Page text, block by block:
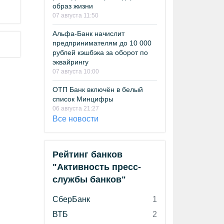
образ жизни
07 августа 11:50
Альфа-Банк начислит
предпринимателям до 10 000
рублей кэшбэка за оборот по
эквайрингу
07 августа 10:00
ОТП Банк включён в белый
список Минцифры
06 августа 21:27
Все новости
Рейтинг банков
"Активность пресс-
службы банков"
СберБанк
1
ВТБ
2